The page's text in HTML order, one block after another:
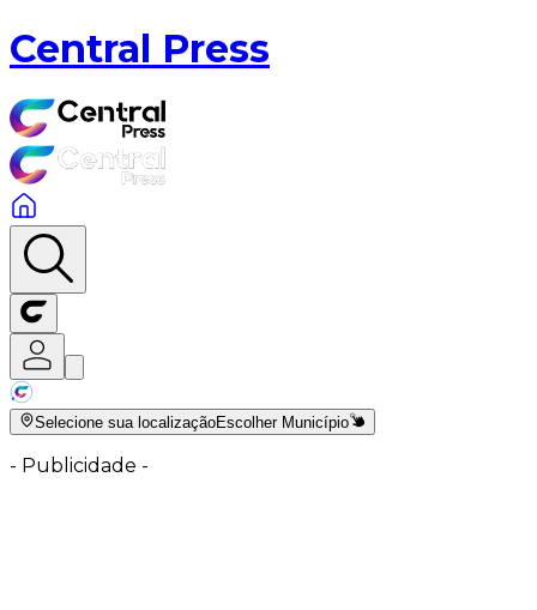
Central Press
Selecione sua localizaçãoEscolher Município
- Publicidade -